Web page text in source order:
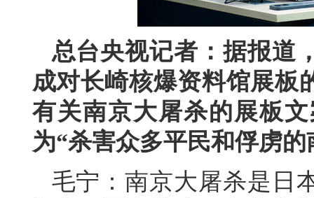
总台央视记者：据报道
成对长崎核爆资料馆展板
有关南京大屠杀的展板
为“杀害众多平民和俘虏
毛宁：南京大屠杀是日